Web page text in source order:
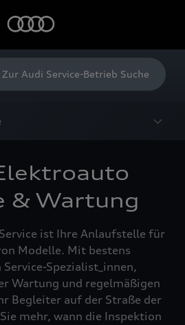
Zur Audi Service-Betrieb Suche
& Wartung
ist Ihre Anlaufstelle für
Modelle. Mit bestens
Spezialist_innen,
Wartung und regelmäßigen
Begleiter auf der Straße der
mehr, wann die Inspektion